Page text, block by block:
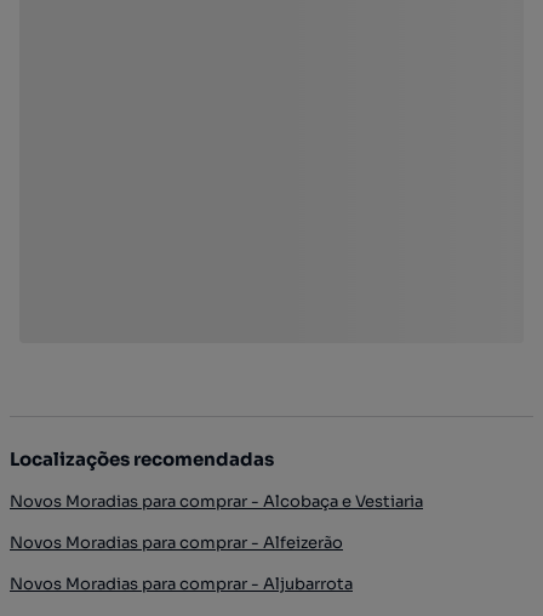
Localizações recomendadas
Novos Moradias para comprar - Alcobaça e Vestiaria
Novos Moradias para comprar - Alfeizerão
Novos Moradias para comprar - Aljubarrota